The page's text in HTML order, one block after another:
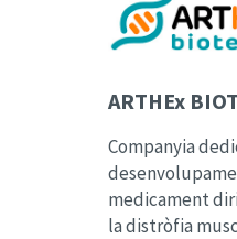
ARTHEx
Companyia
medicament
la distròfia